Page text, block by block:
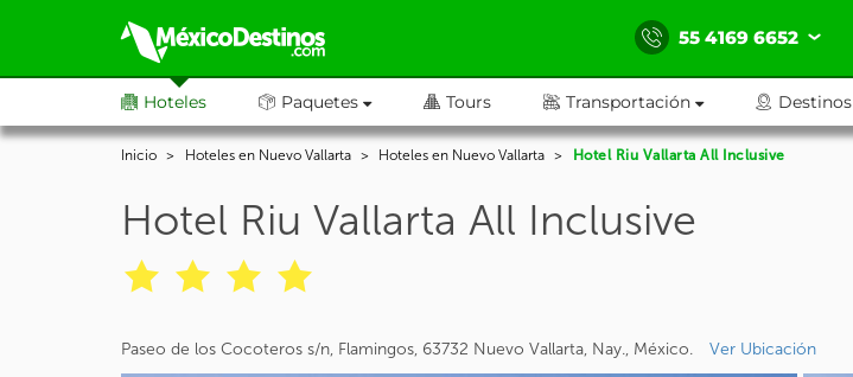
55 4169 6652
Hoteles Paquetes Tours Transportación Destinos
Inicio Hoteles en Nuevo Vallarta Hoteles en Nuevo Vallarta Hotel Riu Vallarta All Inclusive
Hotel Riu Vallarta All Inclusive
Paseo de los Cocoteros s/n, Flamingos, 63732 Nuevo Vallarta, Nay., México. Ver Ubicación